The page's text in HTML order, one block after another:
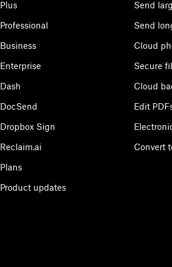
Plus
Professional
Business
Enterprise
Dash
DocSend
Dropbox Sign
Reclaim.ai
Plans
Product updates
Send
Send
Cloud
Secure
Cloud
Edit
Convert